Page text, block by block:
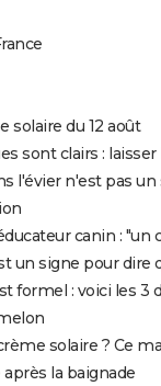
solaire du 12 août
sont clairs : laisser
l'évier n'est pas un
canin :
un signe pour dire
formel : voici les 3
solaire ? Ce
la baignade